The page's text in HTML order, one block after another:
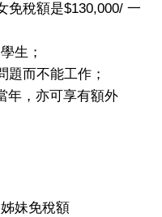
免稅額是$130,000/ 一
生；
題而不能工作；
年，亦可享有額外
妹免稅額